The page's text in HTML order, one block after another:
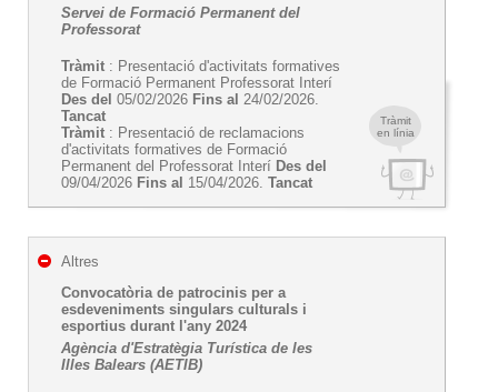
Tràmit
en línia
Servei de Formació Permanent del
Professorat
Tràmit : Presentació d'activitats formatives
de Formació Permanent Professorat Interí
Des del 05/02/2026 Fins al 24/02/2026.
Tancat
Tràmit : Presentació de reclamacions
d'activitats formatives de Formació
Permanent del Professorat Interí Des del
09/04/2026 Fins al 15/04/2026. Tancat
Altres
Convocatòria de patrocinis per a
esdeveniments singulars culturals i
esportius durant l'any 2024
Agència d'Estratègia Turística de les
Illes Balears (AETIB)